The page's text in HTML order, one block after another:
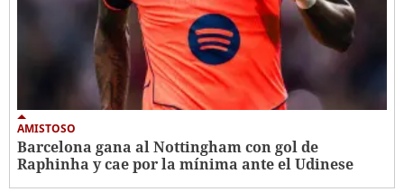
AMISTOSO
Barcelona gana al Nottingham con gol de
Raphinha y cae por la mínima ante el Udinese